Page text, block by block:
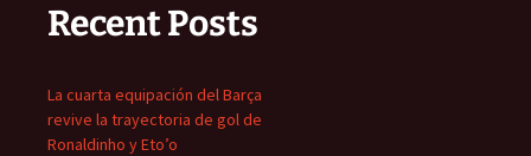
Recent Posts
La cuarta equipación del Barça
revive la trayectoria de gol de
Ronaldinho y Eto’o